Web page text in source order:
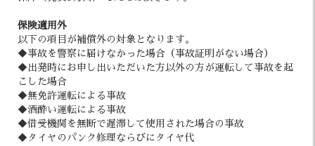
保険適用外
以下の項目が補償外の対象となります。
◆事故を警察に届けなかった場合（事故証明がない場合）
◆出発時にお申し出いただいた方以外の方が運転して事故を起
こした場合
◆無免許運転による事故
◆酒酔い運転による事故
◆借受機関を無断で遅滞して使用された場合の事故
◆タイヤのパンク修理ならびにタイヤ代